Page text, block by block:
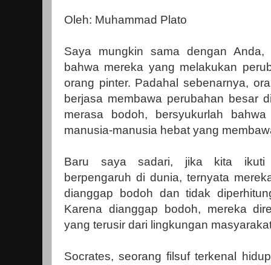
Oleh: Muhammad Plato
Saya mungkin sama dengan Anda,
bahwa mereka yang melakukan
orang pinter. Padahal sebenarnya,
berjasa membawa perubahan besar
merasa bodoh, bersyukurlah
manusia-manusia hebat yang
Baru saya sadari, jika kita ikuti
berpengaruh di dunia, ternyata
dianggap bodoh dan tidak
Karena dianggap bodoh, mereka
yang terusir dari lingkungan
Socrates, seorang filsuf terkenal